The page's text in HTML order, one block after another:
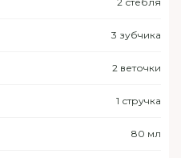
3 зубчика
2 веточки
1 стручка
80 мл